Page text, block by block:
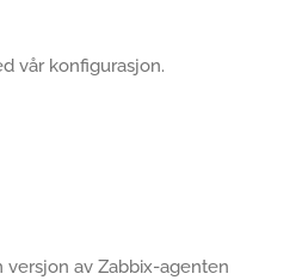
vår konfigurasjon.
versjon av Zabbix-agenten